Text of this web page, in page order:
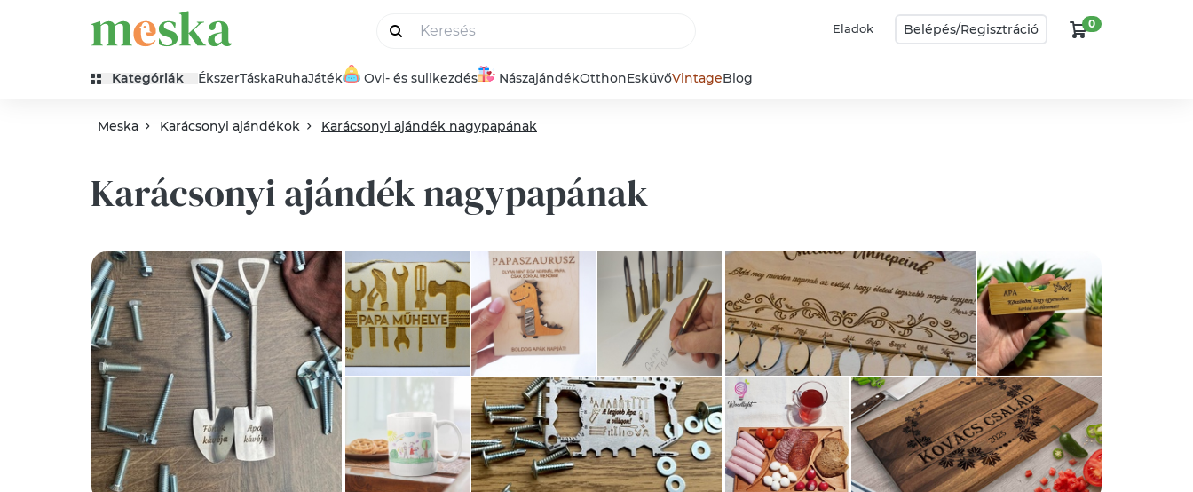
Eladok Belépés/Regisztráció 0
Kategóriák ÉkszerTáskaRuhaJáték Ovi- és sulikezdés NászajándékOtthonEsküvőVintageBlog
Meska Karácsonyi ajándékok Karácsonyi ajándék nagypapának
Karácsonyi ajándék nagypapának